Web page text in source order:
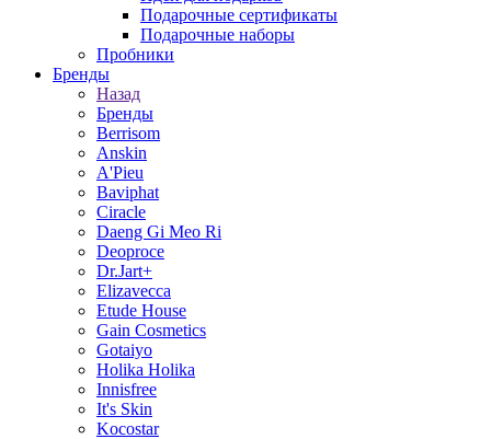
Подарочные сертификаты
Подарочные наборы
Пробники
Бренды
Назад
Бренды
Berrisom
Anskin
A'Pieu
Baviphat
Ciracle
Daeng Gi Meo Ri
Deoproce
Dr.Jart+
Elizavecca
Etude House
Gain Cosmetics
Gotaiyo
Holika Holika
Innisfree
It's Skin
Kocostar